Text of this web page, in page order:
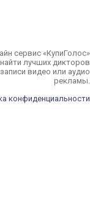
сервис «КупиГолос»
лучших дикторов
видео или аудио
рекламы.
конфиденциальности